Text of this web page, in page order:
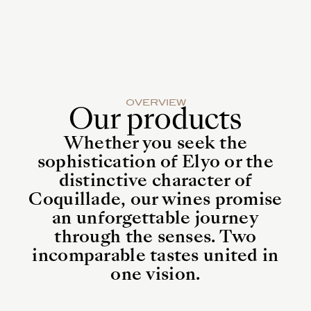
OVERVIEW
Our products
Whether you seek the
sophistication of Elyo or the
distinctive character of
Coquillade, our wines promise
an unforgettable journey
through the senses. Two
incomparable tastes united in
one vision.